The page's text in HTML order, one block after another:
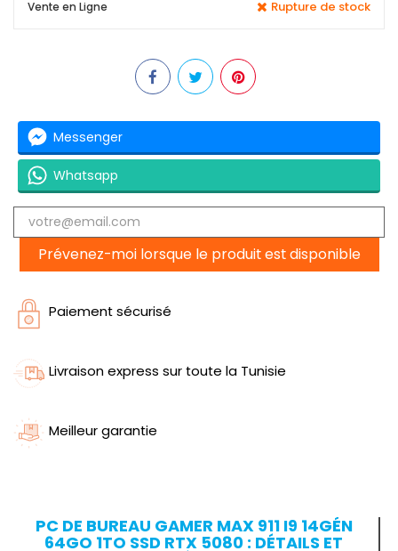
Vente en Ligne Rupture de stock
Messenger
Whatsapp
Prévenez-moi lorsque le produit est disponible
Paiement sécurisé
Livraison express sur toute la Tunisie
Meilleur garantie
PC DE BUREAU GAMER MAX 911 I9 14GÉN
64GO 1TO SSD RTX 5080 : DÉTAILS ET